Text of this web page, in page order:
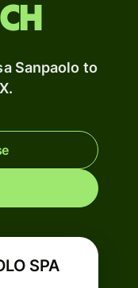
Sanpaolo to
SPA